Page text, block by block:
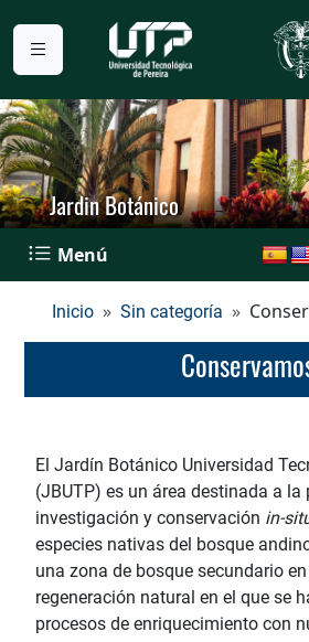
Jardin Botánico
Menú
Inicio Sin categoría
El Jardín Botánico Universidad
(JBUTP) es un área destinada a la
investigación y conservación in-
especies nativas del bosque
una zona de bosque secundario
regeneración natural en el que se
procesos de enriquecimiento con